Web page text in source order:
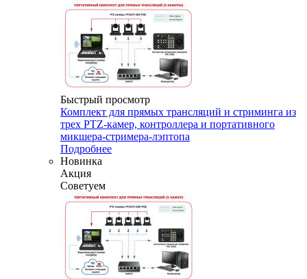
Быстрый просмотр
Комплект для прямых трансляций и стриминга из
трех PTZ-камер, контроллера и портативного
микшера-стримера-лэптопа
Подробнее
Новинка
Акция
Советуем